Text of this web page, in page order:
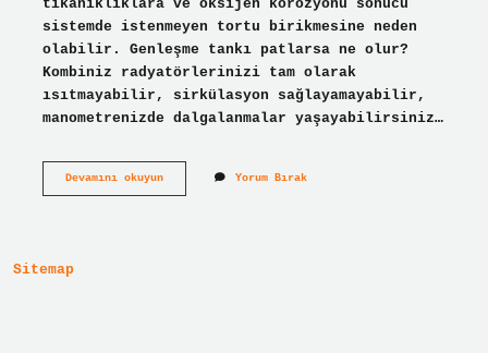
tıkanıklıklara ve oksijen korozyonu sonucu
sistemde istenmeyen tortu birikmesine neden
olabilir. Genleşme tankı patlarsa ne olur?
Kombiniz radyatörlerinizi tam olarak
ısıtmayabilir, sirkülasyon sağlayamayabilir,
manometrenizde dalgalanmalar yaşayabilirsiniz…
Devamını okuyunGenleşme
Yorum Bırak
Sitemap